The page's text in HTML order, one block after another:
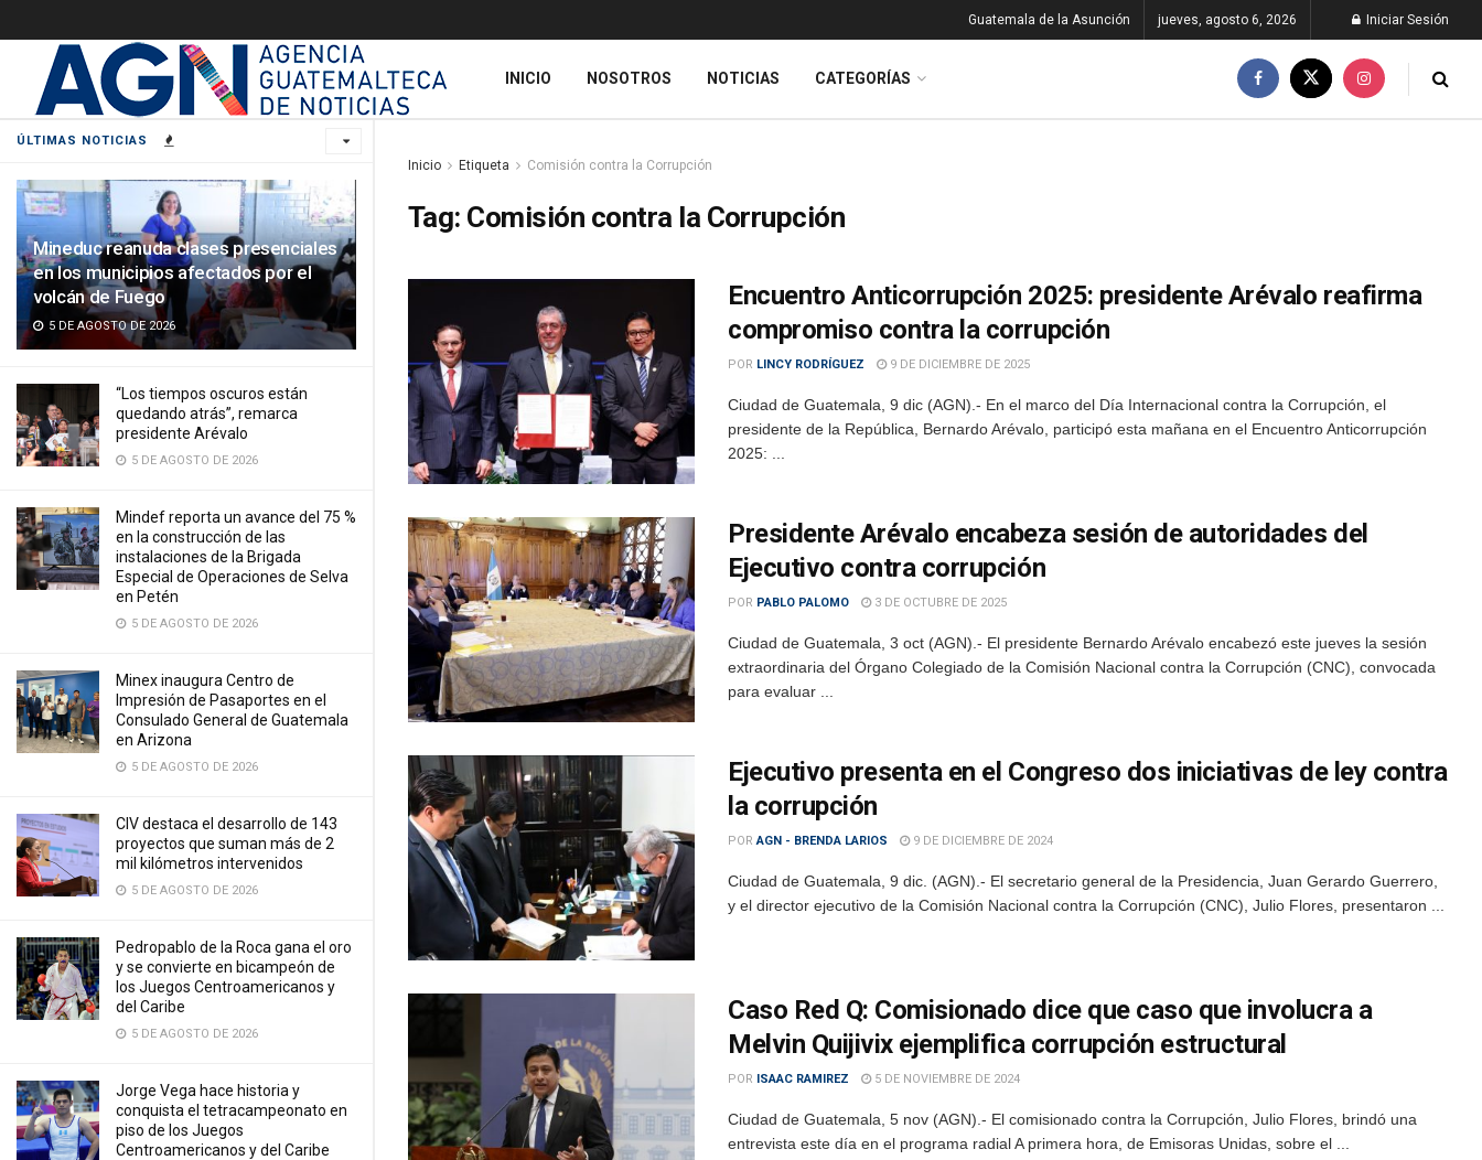
ÚLTIMAS NOTICIAS
Mineduc reanuda clases presenciales
en los municipios afectados por el
volcán de Fuego
5 DE AGOSTO DE 2026
“Los tiempos oscuros están
quedando atrás”, remarca
presidente Arévalo
5 DE AGOSTO DE 2026
Mindef reporta un avance del 75 %
en la construcción de las
instalaciones de la Brigada
Especial de Operaciones de Selva
en Petén
5 DE AGOSTO DE 2026
Minex inaugura Centro de
Impresión de Pasaportes en el
Consulado General de Guatemala
en Arizona
5 DE AGOSTO DE 2026
CIV destaca el desarrollo de 143
proyectos que suman más de 2
mil kilómetros intervenidos
5 DE AGOSTO DE 2026
Pedropablo de la Roca gana el oro
y se convierte en bicampeón de
los Juegos Centroamericanos y
del Caribe
5 DE AGOSTO DE 2026
Jorge Vega hace historia y
conquista el tetracampeonato en
piso de los Juegos
Centroamericanos y del Caribe
Guatemala de la Asunción jueves, agosto 6, 2026 Iniciar Sesión
INICIO NOSOTROS NOTICIAS CATEGORÍAS
Inicio Etiqueta Comisión contra la Corrupción
Tag: Comisión contra la Corrupción
Encuentro Anticorrupción 2025: presidente Arévalo reafirma
compromiso contra la corrupción
POR LINCY RODRÍGUEZ 9 DE DICIEMBRE DE 2025
Ciudad de Guatemala, 9 dic (AGN).- En el marco del Día Internacional contra la Corrupción, el
presidente de la República, Bernardo Arévalo, participó esta mañana en el Encuentro Anticorrupción
2025: ...
Presidente Arévalo encabeza sesión de autoridades del
Ejecutivo contra corrupción
POR PABLO PALOMO 3 DE OCTUBRE DE 2025
Ciudad de Guatemala, 3 oct (AGN).- El presidente Bernardo Arévalo encabezó este jueves la sesión
extraordinaria del Órgano Colegiado de la Comisión Nacional contra la Corrupción (CNC), convocada
para evaluar ...
Ejecutivo presenta en el Congreso dos iniciativas de ley contra
la corrupción
POR AGN - BRENDA LARIOS 9 DE DICIEMBRE DE 2024
Ciudad de Guatemala, 9 dic. (AGN).- El secretario general de la Presidencia, Juan Gerardo Guerrero,
y el director ejecutivo de la Comisión Nacional contra la Corrupción (CNC), Julio Flores, presentaron ...
Caso Red Q: Comisionado dice que caso que involucra a
Melvin Quijivix ejemplifica corrupción estructural
POR ISAAC RAMIREZ 5 DE NOVIEMBRE DE 2024
Ciudad de Guatemala, 5 nov (AGN).- El comisionado contra la Corrupción, Julio Flores, brindó una
entrevista este día en el programa radial A primera hora, de Emisoras Unidas, sobre el ...